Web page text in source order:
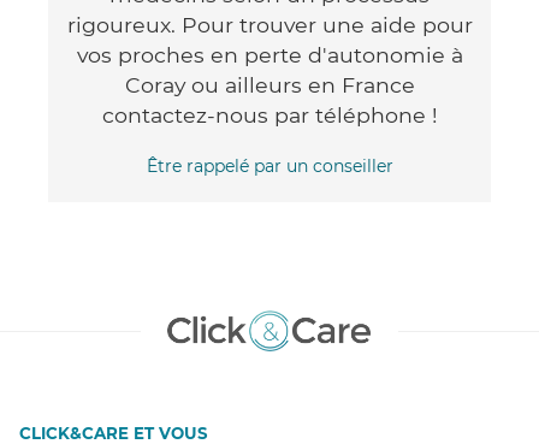
rigoureux. Pour trouver une aide pour
vos proches en perte d'autonomie à
Coray ou ailleurs en France
contactez-nous par téléphone !
Être rappelé par un conseiller
CLICK&CARE ET VOUS